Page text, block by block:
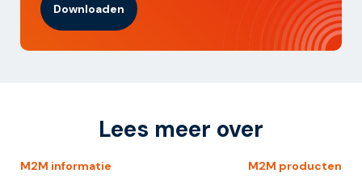
Downloaden
Lees meer over
M2M producten
M2M informatie